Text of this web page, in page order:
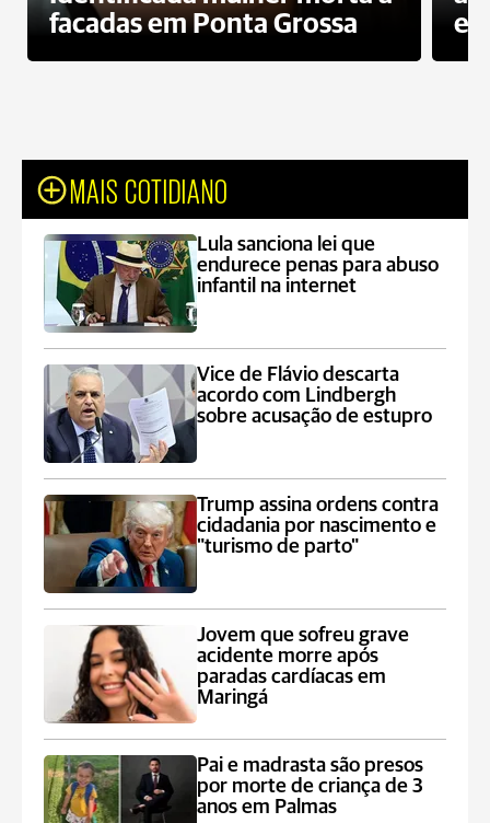
facadas em Ponta Grossa
MAIS COTIDIANO
Lula sanciona lei que
endurece penas para abuso
infantil na internet
Vice de Flávio descarta
acordo com Lindbergh
sobre acusação de estupro
Trump assina ordens contra
cidadania por nascimento e
"turismo de parto"
Jovem que sofreu grave
acidente morre após
paradas cardíacas em
Maringá
Pai e madrasta são presos
por morte de criança de 3
anos em Palmas